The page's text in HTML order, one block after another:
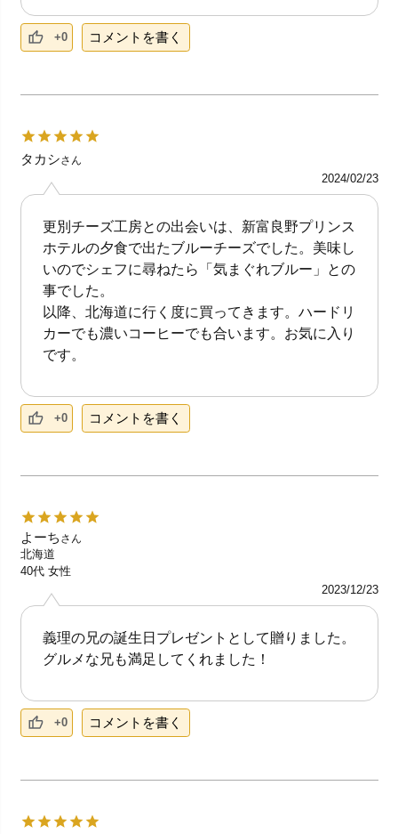
+0 コメントを書く
タカシさん
2024/02/23
更別チーズ工房との出会いは、新富良野プリンス
ホテルの夕食で出たブルーチーズでした。美味し
いのでシェフに尋ねたら「気まぐれブルー」との
事でした。
以降、北海道に行く度に買ってきます。ハードリ
カーでも濃いコーヒーでも合います。お気に入り
です。
+0 コメントを書く
よーち さん
北海道
40代 女性
2023/12/23
義理の兄の誕生日プレゼントとして贈りました。
グルメな兄も満足してくれました！
+0 コメントを書く